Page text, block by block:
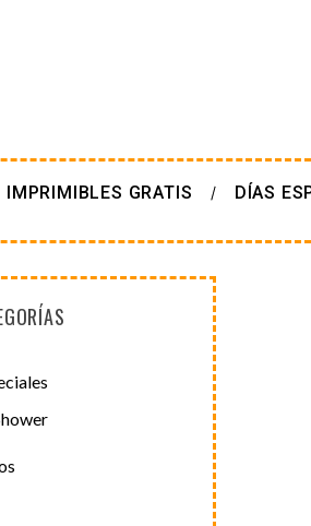
IMPRIMIBLES GRATIS DÍAS